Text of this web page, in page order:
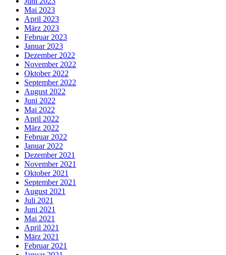
Mai 2023
April 2023
März 2023
Februar 2023
Januar 2023
Dezember 2022
November 2022
Oktober 2022
September 2022
August 2022
Juni 2022
Mai 2022
April 2022
März 2022
Februar 2022
Januar 2022
Dezember 2021
November 2021
Oktober 2021
September 2021
August 2021
Juli 2021
Juni 2021
Mai 2021
April 2021
März 2021
Februar 2021